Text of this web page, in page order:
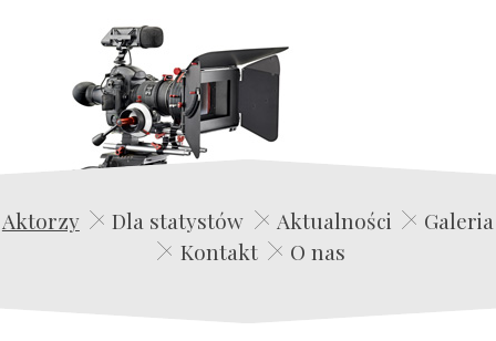
Edwin Film Agencja Aktorska
Aktorzy Dla statystów Aktualności
Galeria
Kontakt
O nas